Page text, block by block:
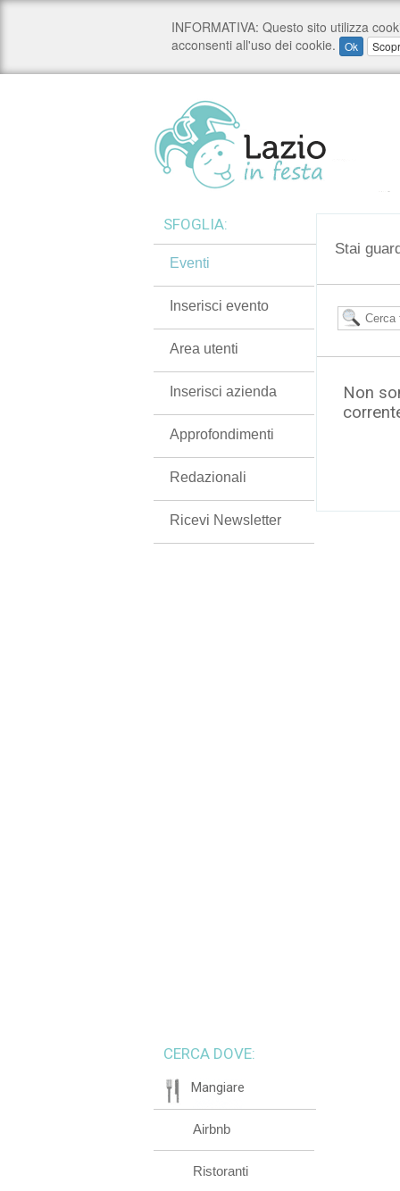
Stai
Non
SFOGLIA:
Eventi
Inserisci evento
Area utenti
Inserisci azienda
Approfondimenti
Redazionali
Ricevi Newsletter
CERCA DOVE:
Mangiare
Airbnb
Ristoranti